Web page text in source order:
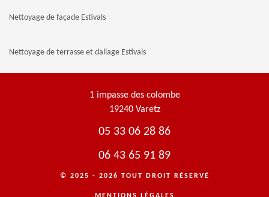
Nettoyage de façade Estivals
Nettoyage de terrasse et dallage Estivals
1 impasse des colombe
19240 Varetz
05 33 06 28 86
06 43 65 91 89
© 2025 - 2026 TOUT DROIT RÉSERVÉ